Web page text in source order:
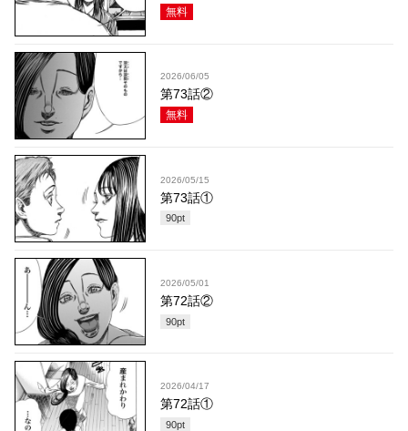
無料
2026/06/05
第73話②
無料
2026/05/15
第73話①
90pt
2026/05/01
第72話②
90pt
2026/04/17
第72話①
90pt